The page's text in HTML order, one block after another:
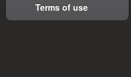
Terms of use